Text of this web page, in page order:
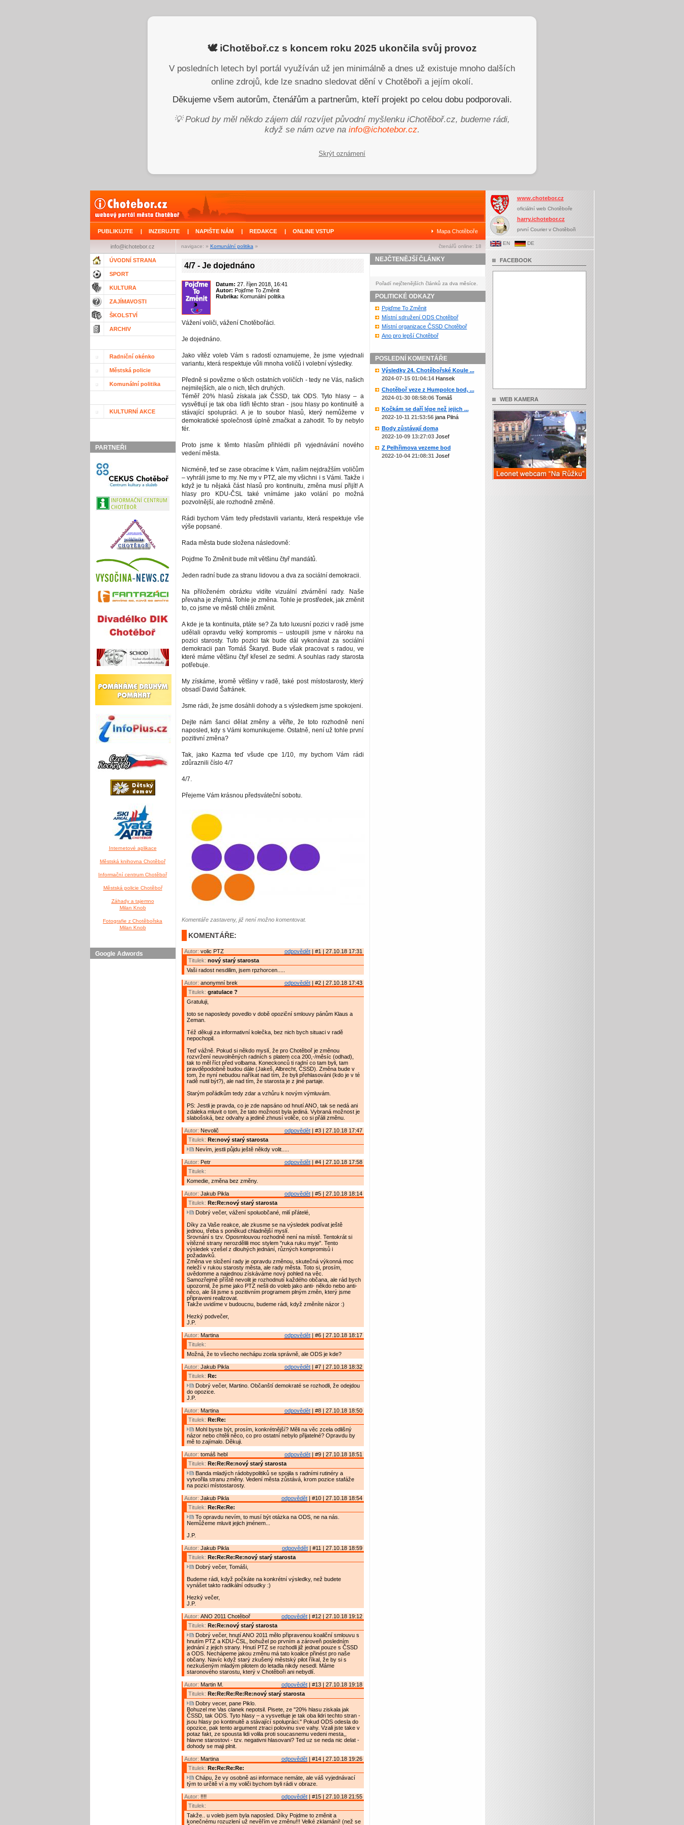
🕊️ iChotěboř.cz s koncem roku 2025 ukončila svůj provoz
V posledních letech byl portál využíván už jen minimálně a dnes už existuje mnoho dalších
online zdrojů, kde lze snadno sledovat dění v Chotěboři a jejím okolí.
Děkujeme všem autorům, čtenářům a partnerům, kteří projekt po celou dobu podporovali.
💡 Pokud by měl někdo zájem dál rozvíjet původní myšlenku iChotěboř.cz, budeme rádi,
když se nám ozve na info@ichotebor.cz.
Skrýt oznámení
PUBLIKUJTE | INZERUJTE | NAPIŠTE NÁM | REDAKCE | ONLINE VSTUP Mapa Chotěboře
navigace: » Komunální politika » čtenářů online: 18
info@ichotebor.cz
ÚVODNÍ STRANA
SPORT
KULTURA
ZAJÍMAVOSTI
ŠKOLSTVÍ
ARCHIV
Radniční okénko
Městská policie
Komunální politika
KULTURNÍ AKCE
PARTNEŘI
Internetové aplikace
Městská knihovna Chotěboř
Informační centrum Chotěboř
Městská policie Chotěboř
Záhady a tajemno
Milan Knob
Fotografie z Chotěbořska
Milan Knob
Google Adwords
4/7 - Je dojednáno
Datum: 27. říjen 2018, 16:41
Autor: Pojďme To Změnit
Rubrika: Komunální politika
Vážení voliči, vážení Chotěbořáci.
Je dojednáno.
Jako vítěz voleb Vám s radostí oznamujeme, že jsme vyjednali
variantu, která respektuje vůli mnoha voličů i volební výsledky.
Předně si povězme o těch ostatních voličích - tedy ne Vás, našich
nejmilejších, ale o nich, těch druhých.
Téměř 20% hlasů získala jak ČSSD, tak ODS. Tyto hlasy – a
vysvětlují je tak oba lídři těchto stran - jsou hlasy po kontinuitě a
stávající spolupráci. A je to soubor hlasů, který nemůžeme v
demokratické společnosti úplně zmačkat a zahodit. To by nebylo
fér.
Proto jsme k těmto hlasům přihlédli při vyjednávání nového
vedení města.
Nicméně, teď se zase obracíme k Vám, našim nejdražším voličům
– vyhráli jsme to my. Ne my v PTZ, ale my všichni i s Vámi. Takže i
když je tu nějaká část hlasů pro kontinuitu, změna musí přijít! A
hlasy pro KDU-ČSL také vnímáme jako volání po možná
pozvolnější, ale rozhodně změně.
Rádi bychom Vám tedy představili variantu, která respektuje vše
výše popsané.
Rada města bude složena následovně:
Pojďme To Změnit bude mít většinu čtyř mandátů.
Jeden radní bude za stranu lidovou a dva za sociální demokracii.
Na přiloženém obrázku vidíte vizuální ztvárnění rady. Naše
převaha je zřejmá. Tohle je změna. Tohle je prostředek, jak změnit
to, co jsme ve městě chtěli změnit.
A kde je ta kontinuita, ptáte se? Za tuto luxusní pozici v radě jsme
udělali opravdu velký kompromis – ustoupili jsme v nároku na
pozici starosty. Tuto pozici tak bude dál vykonávat za sociální
demokracii pan Tomáš Škaryd. Bude však pracovat s radou, ve
které máme většinu čtyř křesel ze sedmi. A souhlas rady starosta
potřebuje.
My získáme, kromě většiny v radě, také post místostarosty, který
obsadí David Šafránek.
Jsme rádi, že jsme dosáhli dohody a s výsledkem jsme spokojeni.
Dejte nám šanci dělat změny a věřte, že toto rozhodně není
naposled, kdy s Vámi komunikujeme. Ostatně, není už tohle první
pozitivní změna?
Tak, jako Kazma teď všude cpe 1/10, my bychom Vám rádi
zdůraznili číslo 4/7
4/7.
Přejeme Vám krásnou předsváteční sobotu.
Komentáře zastaveny, již není možno komentovat.
KOMENTÁŘE:
odpovědět| #1 | 27.10.18 17:31
Autor: volic PTZ
Titulek: nový starý starosta
Vaši radost nesdilim, jsem rpzhorcen.....
odpovědět| #2 | 27.10.18 17:43
Autor: anonymní brek
Titulek: gratulace ?
Gratuluji,
toto se naposledy povedlo v době opoziční smlouvy pánům Klaus a
Zeman.
Též děkuji za informativní kolečka, bez nich bych situaci v radě
nepochopil.
Teď vážně. Pokud si někdo myslí, že pro Chotěboř je změnou
rozvržení neuvolněných radních s platem cca 200,-/měsíc (odhad),
tak to měl říct před volbama. Koneckonců ti radní co tam byli, tam
pravděpodobně budou dále (Jakeš, Albrecht, ČSSD). Změna bude v
tom, že nyní nebudou naříkat nad tím, že byli přehlasováni (kdo je v té
radě nutil být?), ale nad tím, že starosta je z jiné partaje.
Starým pořádkům tedy zdar a vzhůru k novým výmluvám.
PS: Jestli je pravda, co je zde napsáno od hnutí ANO, tak se nedá ani
zdaleka mluvit o tom, že tato možnost byla jediná. Vybraná možnost je
slabošská, bez odvahy a jedině zhnusí voliče, co si přáli změnu.
odpovědět| #3 | 27.10.18 17:47
Autor: Nevolič
Titulek: Re:nový starý starosta
Nevím, jestli půjdu ještě někdy volit.....
odpovědět| #4 | 27.10.18 17:58
Autor: Petr
Titulek:
Komedie, změna bez změny.
odpovědět| #5 | 27.10.18 18:14
Autor: Jakub Pikla
Titulek: Re:Re:nový starý starosta
Dobrý večer, vážení spoluobčané, milí přátelé,
Díky za Vaše reakce, ale zkusme se na výsledek podívat ještě
jednou, třeba s poněkud chladnější myslí.
Srovnání s tzv. Oposmlouvou rozhodně není na místě. Tentokrát si
vítězné strany nerozdělili moc stylem "ruka ruku myje". Tento
výsledek vzešel z dlouhých jednání, různých kompromisů i
požadavků.
Změna ve složení rady je opravdu změnou, skutečná výkonná moc
neleží v rukou starosty města, ale rady města. Toto si, prosím,
uvědomme a najednou získáváme nový pohled na věc.
Samozřejmě příště nevolit je rozhodnutí každého občana, ale rád bych
upozornil, že jsme jako PTZ nešli do voleb jako anti- někdo nebo anti-
něco, ale šli jsme s pozitivním programem plným změn, který jsme
připraveni realizovat.
Takže uvidíme v budoucnu, budeme rádi, když změníte názor :)
Hezký podvečer,
J.P.
odpovědět| #6 | 27.10.18 18:17
Autor: Martina
Titulek:
Možná, že to všecho nechápu zcela správně, ale ODS je kde?
odpovědět| #7 | 27.10.18 18:32
Autor: Jakub Pikla
Titulek: Re:
Dobrý večer, Martino. Občanští demokraté se rozhodli, že odejdou
do opozice.
J.P.
odpovědět| #8 | 27.10.18 18:50
Autor: Martina
Titulek: Re:Re:
Mohl byste být, prosím, konkrétnější? Měli na věc zcela odlišný
názor nebo chtěli něco, co pro ostatní nebylo přijatelné? Opravdu by
mě to zajímalo. Děkuji.
odpovědět| #9 | 27.10.18 18:51
Autor: tomáš hebl
Titulek: Re:Re:Re:nový starý starosta
Banda mladých rádobypolitiků se spojila s radními rutinéry a
vytvořila stranu změny. Vedení města zůstává, krom pozice stafáže
na pozici místostarosty.
odpovědět| #10 | 27.10.18 18:54
Autor: Jakub Pikla
Titulek: Re:Re:Re:
To opravdu nevím, to musí být otázka na ODS, ne na nás.
Nemůžeme mluvit jejich jménem...
J.P.
odpovědět| #11 | 27.10.18 18:59
Autor: Jakub Pikla
Titulek: Re:Re:Re:Re:nový starý starosta
Dobrý večer, Tomáši,
Budeme rádi, když počkáte na konkrétní výsledky, než budete
vynášet takto radikální odsudky :)
Hezký večer,
J.P.
odpovědět| #12 | 27.10.18 19:12
Autor: ANO 2011 Chotěboř
Titulek: Re:Re:nový starý starosta
Dobrý večer, hnutí ANO 2011 mělo připravenou koaliční smlouvu s
hnutím PTZ a KDU-ČSL, bohužel po prvním a zároveň posledním
jednání z jejich strany. Hnutí PTZ se rozhodli již jednat pouze s ČSSD
a ODS. Nechápeme jakou změnu má tato koalice přinést pro naše
občany. Navíc když starý zkušený městský pilot říkal, že by si s
nezkušeným mladým pilotem do letadla nikdy nesedl. Máme
staronového starostu, který v Chotěboři ani nebydlí.
odpovědět| #13 | 27.10.18 19:18
Autor: Martin M.
Titulek: Re:Re:Re:Re:Re:nový starý starosta
Dobry vecer, pane Piklo.
Bohuzel me Vas clanek nepotsil. Pisete, ze "20% hlasu ziskala jak
ČSSD, tak ODS. Tyto hlasy – a vysvetluje je tak oba lidri techto stran -
jsou hlasy po kontinuitě a stávající spolupráci." Pokud ODS odesla do
opozice, pak tento argument ztraci polovinu sve vahy. Vzali jste take v
potaz fakt, ze spousta lidi volila proti soucasnemu vedeni mesta,,
hlavne starostovi - tzv. negativni hlasovani? Ted uz se neda nic delat -
dohody se maji plnit.
odpovědět| #14 | 27.10.18 19:26
Autor: Martina
Titulek: Re:Re:Re:Re:
Chápu, že vy osobně asi informace nemáte, ale váš vyjednávací
tým to určitě ví a my voliči bychom byli rádi v obraze.
odpovědět| #15 | 27.10.18 21:55
Autor: !!!!
Titulek:
Takže.. u voleb jsem byla naposled. Díky Pojdme to změnit a
konečnému rozuzlení už nevěřím ve změnu!!! Velké zklamání! (než se
NEJČTENĚJŠÍ ČLÁNKY
Pořadí nejčtenějších článků za dva měsíce.
POLITICKÉ ODKAZY
Pojďme To Změnit
Místní sdružení ODS Chotěboř
Místní organizace ČSSD Chotěboř
Ano pro lepší Chotěboř
POSLEDNÍ KOMENTÁŘE
Výsledky 24. Chotěbořské Koule ...
2024-07-15 01:04:14Hansek
Chotěboř veze z Humpolce bod, ...
2024-01-30 08:58:06Tomáš
Kočkám se daří lépe než jejich ...
2022-10-11 21:53:56jana Pilná
Body zůstávají doma
2022-10-09 13:27:03Josef
Z Pelhřimova vezeme bod
2022-10-04 21:08:31 Josef
www.chotebor.cz
oficiální web Chotěboře
harry.ichotebor.cz
první Courier v Chotěboři
EN DE
FACEBOOK
WEB KAMERA